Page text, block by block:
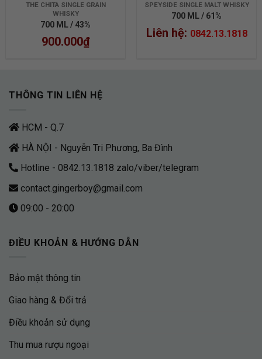
THE CHITA SINGLE GRAIN
WHISKY
700 ML / 43%
900.000₫
SPEYSIDE SINGLE MALT WHISKY
700 ML / 61%
Liên hệ: 0842.13.1818
THÔNG TIN LIÊN HỆ
HCM - Q.7
HÀ NỘI - Nguyễn Tri Phương, Ba Đình
Hotline - 0842.13.1818 zalo/viber/telegram
contact.gingerboy@gmail.com
09:00 - 20:00
ĐIỀU KHOẢN & HƯỚNG DẪN
Bảo mật thông tin
Giao hàng & Đổi trả
Điều khoản sử dụng
Thu mua rượu ngoại